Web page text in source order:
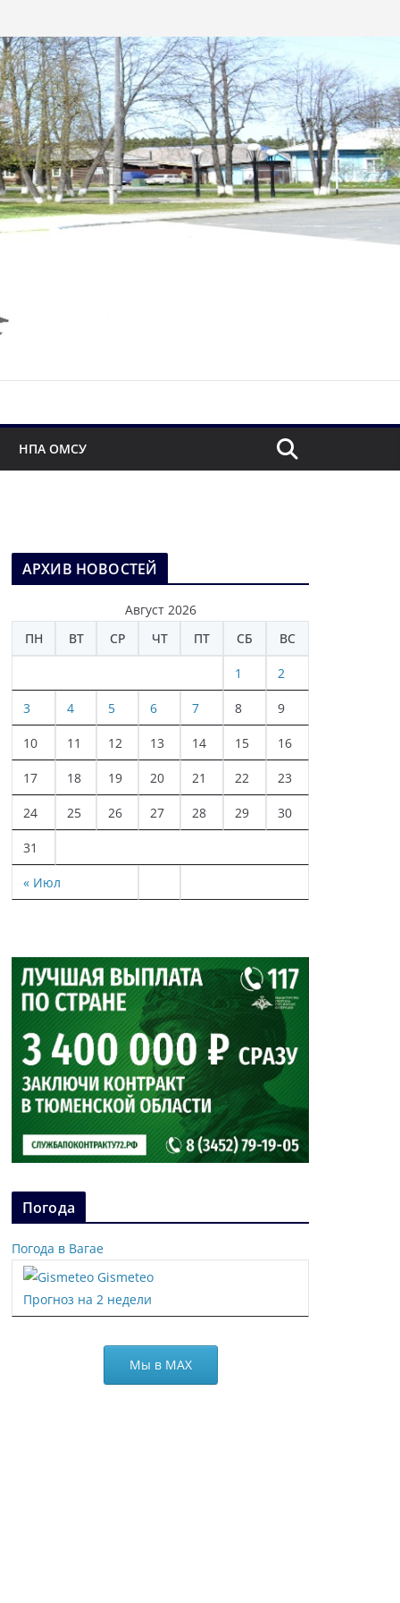
НПА ОМСУ
АРХИВ НОВОСТЕЙ
Август 2026
ПН
ВТ СР ЧТ ПТ СБ ВС
« Июл
1 2
3 4 5 6 7 8 9
10 11 12 13 14 15 16
17 18 19 20 21 22 23
24 25 26 27 28 29 30
31
Погода
Погода в Вагае
Gismeteo
Прогноз на 2 недели
Мы в МАХ